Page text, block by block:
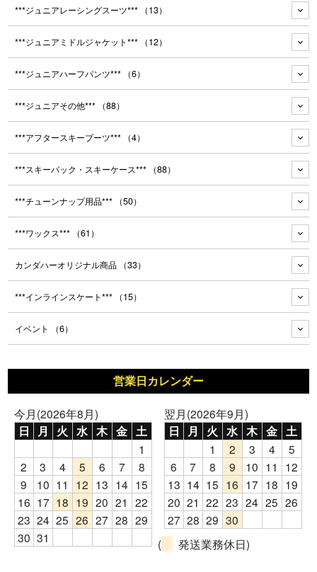
***ジュニアレーシングスーツ*** （13）
***ジュニアミドルジャケット*** （12）
***ジュニアハーフパンツ*** （6）
***ジュニアその他*** （88）
***アフタースキーブーツ*** （4）
***スキーバック・スキーケース*** （88）
***チューンナップ用品*** （50）
***ワックス*** （61）
カンダハーオリジナル商品 （33）
***インラインスケート*** （15）
イベント （6）
営業日カレンダー
今月(2026年8月)
日 月 火 水 木 金 土
1
2
3 4 5 6 7
8
9
10 11 12 13 14 15
16 17 18 19 20 21 22
23 24 25 26 27 28 29
30 31
翌月(2026年9月)
日 月 火 水 木 金 土
1 2 3 4
5
6
7 8 9 10 11
12
13 14 15 16 17 18 19
20 21 22 23 24 25 26
27 28 29 30
(
発送業務休日)